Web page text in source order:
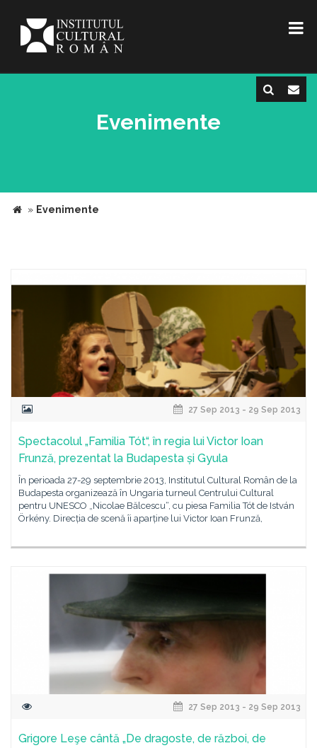
Evenimente
» Evenimente
27 Sep 2013 - 29 Sep 2013
Spectacolul „Familia Tót“, în regia lui Victor Ioan
Frunză, prezentat la Budapesta și Gyula
În perioada 27-29 septembrie 2013, Institutul Cultural Român de la
Budapesta organizează în Ungaria turneul Centrului Cultural
pentru UNESCO „Nicolae Bălcescu“, cu piesa Familia Tót de István
Örkény. Direcția de scenă îi aparține lui Victor Ioan Frunză,
27 Sep 2013 - 29 Sep 2013
Grigore Leşe cântă „De dragoste, de război, de